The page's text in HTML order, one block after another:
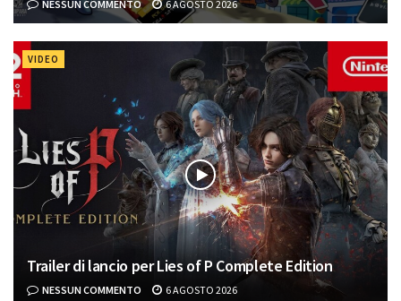
NESSUN COMMENTO 6 AGOSTO 2026
VIDEO
Trailer di lancio per Lies of P Complete Edition
NESSUN COMMENTO 6 AGOSTO 2026